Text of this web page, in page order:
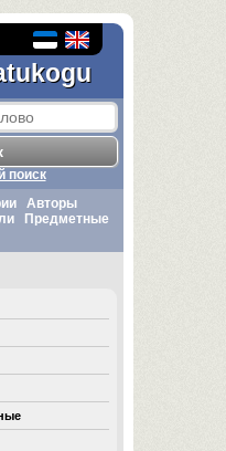
поиск
Авторы
Предметные